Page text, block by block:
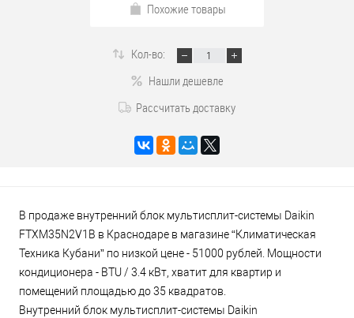
Похожие товары
Кол-во:
Нашли дешевле
Рассчитать доставку
В продаже внутренний блок мультисплит-системы Daikin
FTXM35N2V1B в Краснодаре в магазине “Климатическая
Техника Кубани” по низкой цене - 51000 рублей. Мощности
кондиционера - BTU / 3.4 кВт, хватит для квартир и
помещений площадью до 35 квадратов.
Внутренний блок мультисплит-системы Daikin